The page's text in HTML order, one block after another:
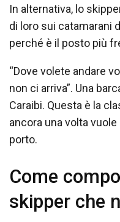
In alternativa, lo
di loro sui catamarani
perché è il posto più
“Dove volete andare
non ci arriva”. Una
Caraibi. Questa è la
ancora una volta
porto.
Come
skipper che